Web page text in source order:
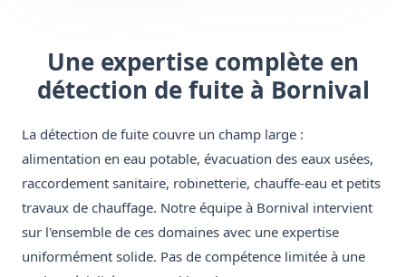
Une expertise complète en
détection de fuite à Bornival
La détection de fuite couvre un champ large :
alimentation en eau potable, évacuation des eaux usées,
raccordement sanitaire, robinetterie, chauffe-eau et petits
travaux de chauffage. Notre équipe à Bornival intervient
sur l'ensemble de ces domaines avec une expertise
uniformément solide. Pas de compétence limitée à une